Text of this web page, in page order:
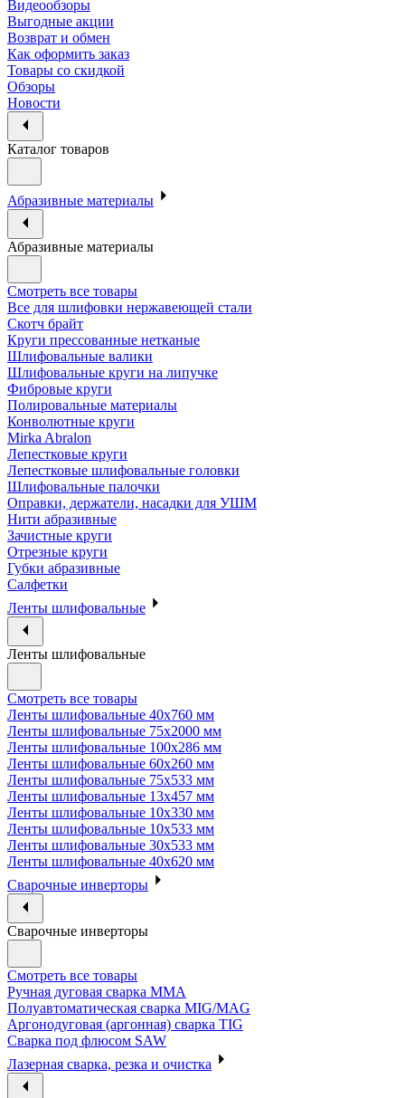
Видеообзоры
Выгодные акции
Возврат и обмен
Как оформить заказ
Товары со скидкой
Обзоры
Новости
Каталог товаров
Абразивные материалы
Абразивные материалы
Смотреть все товары
Все для шлифовки нержавеющей стали
Скотч брайт
Круги прессованные нетканые
Шлифовальные валики
Шлифовальные круги на липучке
Фибровые круги
Полировальные материалы
Конволютные круги
Mirka Abralon
Лепестковые круги
Лепестковые шлифовальные головки
Шлифовальные палочки
Оправки, держатели, насадки для УШМ
Нити абразивные
Зачистные круги
Отрезные круги
Губки абразивные
Салфетки
Ленты шлифовальные
Ленты шлифовальные
Смотреть все товары
Ленты шлифовальные 40х760 мм
Ленты шлифовальные 75х2000 мм
Ленты шлифовальные 100х286 мм
Ленты шлифовальные 60х260 мм
Ленты шлифовальные 75х533 мм
Ленты шлифовальные 13х457 мм
Ленты шлифовальные 10х330 мм
Ленты шлифовальные 10х533 мм
Ленты шлифовальные 30х533 мм
Ленты шлифовальные 40х620 мм
Сварочные инверторы
Сварочные инверторы
Смотреть все товары
Ручная дуговая сварка MMA
Полуавтоматическая сварка MIG/MAG
Аргонодуговая (аргонная) сварка TIG
Сварка под флюсом SAW
Лазерная сварка, резка и очистка